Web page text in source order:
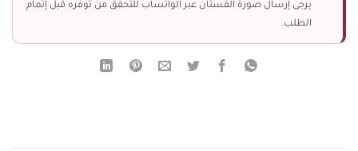
يرجى إرسال صورة الفستان عبر الواتساب للتحقق من توفره قبل إتمام
الطلب.